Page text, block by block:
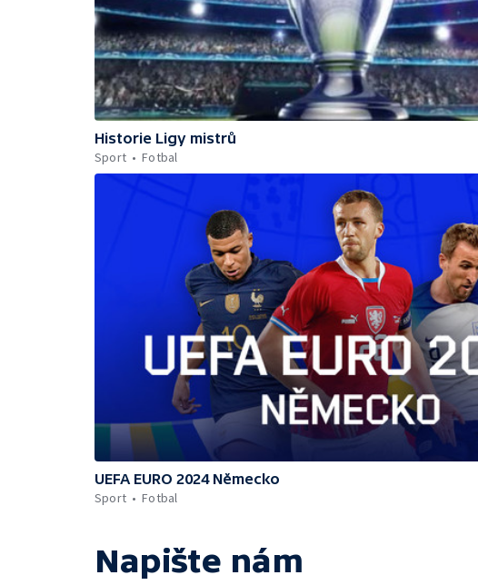
Historie Ligy mistrů
Sport
Fotbal
UEFA EURO 2024 Německo
Sport
Fotbal
Napište nám